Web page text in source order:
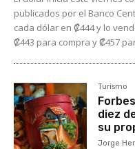
publicados por el Banco
cada dólar en ₡444 y lo
₡443 para compra y ₡457
Turismo
diez
su
Jorge